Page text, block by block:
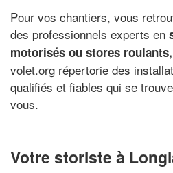
Pour vos chantiers, vous
des professionnels experts en
motorisés ou stores
volet.org répertorie des
qualifiés et fiables qui se
vous.
Votre storiste à